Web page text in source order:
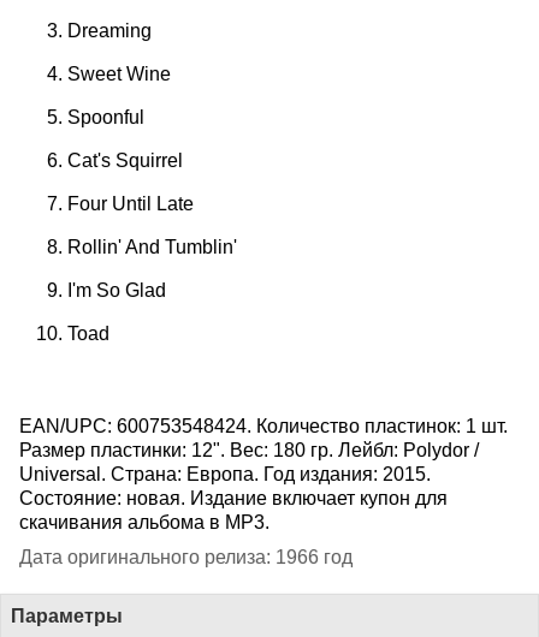
Dreaming
Sweet Wine
Spoonful
Cat's Squirrel
Four Until Late
Rollin' And Tumblin'
I'm So Glad
Toad
EAN/UPC: 600753548424. Количество пластинок: 1 шт.
Размер пластинки: 12". Вес: 180 гр. Лейбл: Polydor /
Universal. Страна: Европа. Год издания: 2015.
Состояние: новая. Издание включает купон для
скачивания альбома в MP3.
Дата оригинального релиза: 1966 год
Параметры